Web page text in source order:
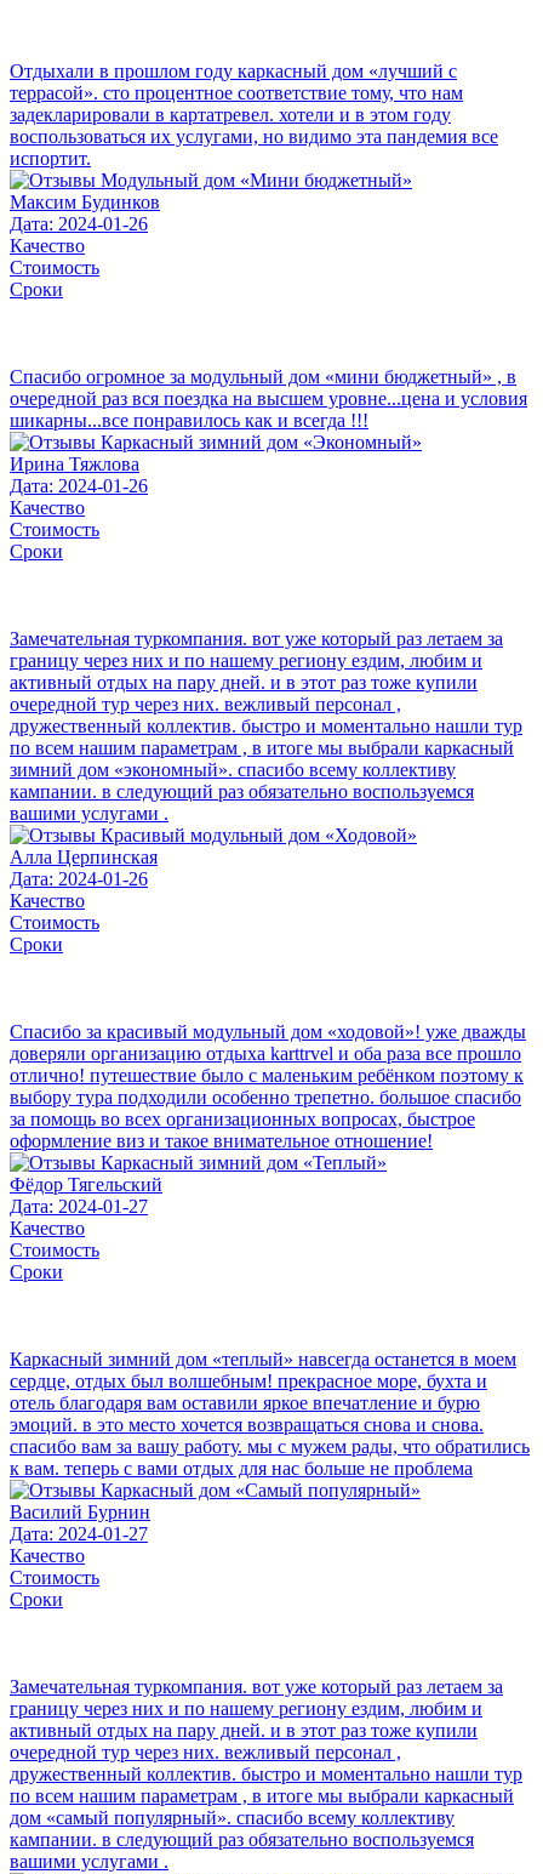
Отдыхали в прошлом году каркасный дом «лучший с
террасой». сто процентное соответствие тому, что нам
задекларировали в картатревел. хотели и в этом году
воспользоваться их услугами, но видимо эта пандемия все
испортит.
Максим Будинков
Дата: 2024-01-26
Качество
Стоимость
Сроки
Спасибо огромное за модульный дом «мини бюджетный» , в
очередной раз вся поездка на высшем уровне...цена и условия
шикарны...все понравилось как и всегда !!!
Ирина Тяжлова
Дата: 2024-01-26
Качество
Стоимость
Сроки
Замечательная туркомпания. вот уже который раз летаем за
границу через них и по нашему региону ездим, любим и
активный отдых на пару дней. и в этот раз тоже купили
очередной тур через них. вежливый персонал ,
дружественный коллектив. быстро и моментально нашли тур
по всем нашим параметрам , в итоге мы выбрали каркасный
зимний дом «экономный». спасибо всему коллективу
кампании. в следующий раз обязательно воспользуемся
вашими услугами .
Алла Церпинская
Дата: 2024-01-26
Качество
Стоимость
Сроки
Спасибо за красивый модульный дом «ходовой»! уже дважды
доверяли организацию отдыха karttrvel и оба раза все прошло
отлично! путешествие было с маленьким ребёнком поэтому к
выбору тура подходили особенно трепетно. большое спасибо
за помощь во всех организационных вопросах, быстрое
оформление виз и такое внимательное отношение!
Фёдор Тягельский
Дата: 2024-01-27
Качество
Стоимость
Сроки
Каркасный зимний дом «теплый» навсегда останется в моем
сердце, отдых был волшебным! прекрасное море, бухта и
отель благодаря вам оставили яркое впечатление и бурю
эмоций. в это место хочется возвращаться снова и снова.
спасибо вам за вашу работу. мы с мужем рады, что обратились
к вам. теперь с вами отдых для нас больше не проблема
Василий Бурнин
Дата: 2024-01-27
Качество
Стоимость
Сроки
Замечательная туркомпания. вот уже который раз летаем за
границу через них и по нашему региону ездим, любим и
активный отдых на пару дней. и в этот раз тоже купили
очередной тур через них. вежливый персонал ,
дружественный коллектив. быстро и моментально нашли тур
по всем нашим параметрам , в итоге мы выбрали каркасный
дом «самый популярный». спасибо всему коллективу
кампании. в следующий раз обязательно воспользуемся
вашими услугами .